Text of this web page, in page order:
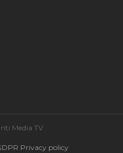
Media TV
Privacy policy